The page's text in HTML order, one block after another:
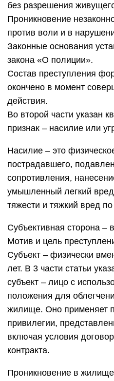
без разрешения
Проникновение
против воли и в
Законные основания
закона «О полиции».
Состав преступления
окончено в момент
действия.
Во второй части указан
признак – насилие или
Насилие – это
пострадавшего,
сопротивления,
умышленный легкий
тяжести и тяжкий вред
Субъективная сторона –
Мотив и цель
Субъект – физически
лет. В 3 части статьи
субъект – лицо с
положения для
жилище. Оно применяет
привилегии,
включая условия
контракта.
Проникновение в